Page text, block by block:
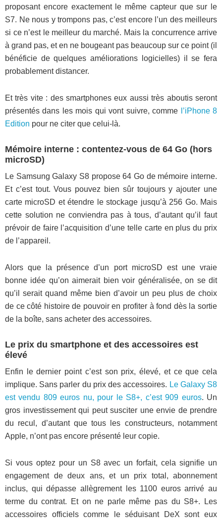
proposant encore exactement le même capteur que sur le
S7. Ne nous y trompons pas, c’est encore l’un des meilleurs
si ce n’est le meilleur du marché. Mais la concurrence arrive
à grand pas, et en ne bougeant pas beaucoup sur ce point (il
bénéficie de quelques améliorations logicielles) il se fera
probablement distancer.
Et très vite : des smartphones eux aussi très aboutis seront
présentés dans les mois qui vont suivre, comme
l’iPhone 8
Edition pour ne citer que celui-là.
Mémoire interne : contentez-vous de 64 Go (hors
microSD)
Le Samsung Galaxy S8 propose 64 Go de mémoire interne.
Et c’est tout. Vous pouvez bien sûr toujours y ajouter une
carte microSD et étendre le stockage jusqu’à 256 Go. Mais
cette solution ne conviendra pas à tous, d’autant qu’il faut
prévoir de faire l’acquisition d’une telle carte en plus du prix
de l’appareil.
Alors que la présence d’un port microSD est une vraie
bonne idée qu’on aimerait bien voir généralisée, on se dit
qu’il serait quand même bien d’avoir un peu plus de choix
de ce côté histoire de pouvoir en profiter à fond dès la sortie
de la boîte, sans acheter des accessoires.
Le prix du smartphone et des accessoires est
élevé
Enfin le dernier point c’est son prix, élevé, et ce que cela
implique. Sans parler du prix des accessoires. Le Galaxy S8
est vendu 809 euros nu, pour le S8+, c’est 909 euros. Un
gros investissement qui peut susciter une envie de prendre
du recul, d’autant que tous les constructeurs, notamment
Apple, n’ont pas encore présenté leur copie.
Si vous optez pour un S8 avec un forfait, cela signifie un
engagement de deux ans, et un prix total, abonnement
inclus, qui dépasse allègrement les 1100 euros arrivé au
terme du contrat. Et on ne parle même pas du S8+. Les
accessoires officiels comme le séduisant DeX sont eux